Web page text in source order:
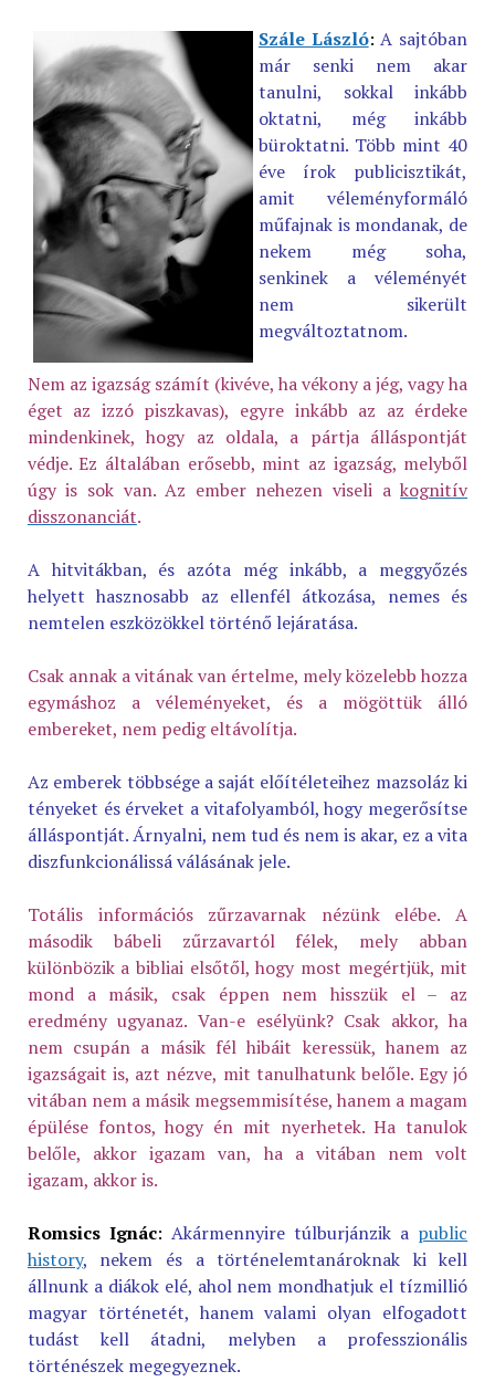
Szále László:A sajtóban
már senki nem akar
tanulni, sokkal inkább
oktatni, még inkább
büroktatni. Több mint 40
éve írok publicisztikát,
amit véleményformáló
műfajnak is mondanak, de
nekem még soha,
senkinek a véleményét
nem sikerült
megváltoztatnom.
Nem az igazság számít (kivéve, ha vékony a jég, vagy ha
éget az izzó piszkavas), egyre inkább az az érdeke
mindenkinek, hogy az oldala, a pártja álláspontját
védje. Ez általában erősebb, mint az igazság, melyből
úgy is sok van. Az ember nehezen viseli akognitív
disszonanciát.
A hitvitákban, és azóta még inkább, a meggyőzés
helyett hasznosabb az ellenfél átkozása, nemes és
nemtelen eszközökkel történő lejáratása.
Csak annak a vitának van értelme, mely közelebb hozza
egymáshoz a véleményeket, és a mögöttük álló
embereket, nem pedig eltávolítja.
Az emberek többsége a saját előítéleteihez mazsoláz ki
tényeket és érveket a vitafolyamból, hogy megerősítse
álláspontját. Árnyalni, nem tud és nem is akar, ez a vita
diszfunkcionálissá válásának jele.
Totális információs zűrzavarnak nézünk elébe. A
második bábeli zűrzavartól félek, mely abban
különbözik a bibliai elsőtől, hogy most megértjük, mit
mond a másik, csak éppen nem hisszük el – az
eredmény ugyanaz. Van-e esélyünk? Csak akkor, ha
nem csupán a másik fél hibáit keressük, hanem az
igazságait is, azt nézve, mit tanulhatunk belőle. Egy jó
vitában nem a másik megsemmisítése, hanem a magam
épülése fontos, hogy én mit nyerhetek. Ha tanulok
belőle, akkor igazam van, ha a vitában nem volt
igazam, akkor is.
Romsics Ignác: Akármennyire túlburjánzik a public
history, nekem és a történelemtanároknak ki kell
állnunk a diákok elé, ahol nem mondhatjuk el tízmillió
magyar történetét, hanem valami olyan elfogadott
tudást kell átadni, melyben a professzionális
történészek megegyeznek.